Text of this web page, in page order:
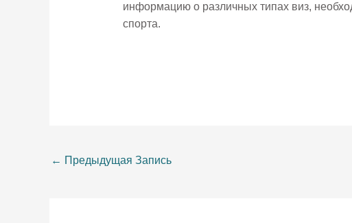
информацию о различных типах виз,
спорта.
← Предыдущая Запись